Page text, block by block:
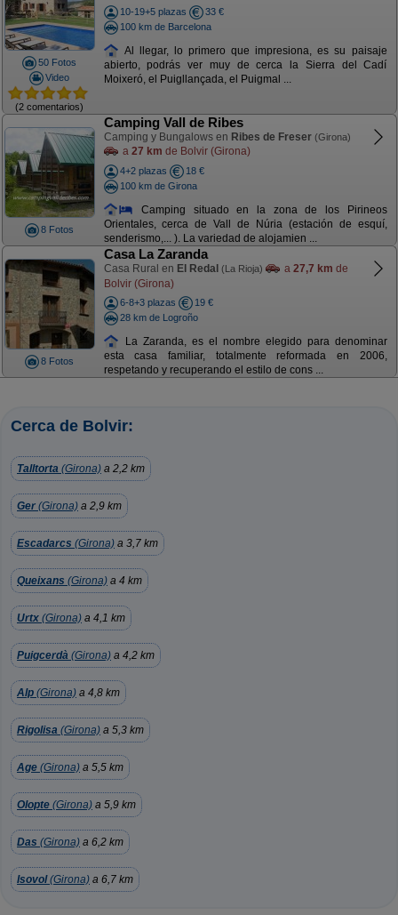
50 Fotos
Video
(2 comentarios)
10-19+5 plazas
33 €
100 km de Barcelona
Al llegar, lo primero que impresiona, es su paisaje
abierto, podrás ver muy de cerca la Sierra del Cadí
Moixeró, el Puigllançada, el Puigmal ...
8 Fotos
Camping Vall de Ribes
Camping y Bungalows en Ribes de Freser (Girona)
a 27 km de Bolvir (Girona)
4+2 plazas
18 €
100 km de Girona
Camping situado en la zona de los Pirineos
Orientales, cerca de Vall de Núria (estación de esquí,
senderismo,... ). La variedad de alojamien ...
8 Fotos
Casa La Zaranda
Casa Rural en El Redal (La Rioja) a 27,7 km de
Bolvir (Girona)
6-8+3 plazas
19 €
28 km de Logroño
La Zaranda, es el nombre elegido para denominar
esta casa familiar, totalmente reformada en 2006,
respetando y recuperando el estilo de cons ...
Cerca de Bolvir:
Talltorta (Girona) a 2,2 km
Ger (Girona) a 2,9 km
Escadarcs (Girona) a 3,7 km
Queixans (Girona) a 4 km
Urtx (Girona) a 4,1 km
Puigcerdà (Girona) a 4,2 km
Alp (Girona) a 4,8 km
Rigolisa (Girona) a 5,3 km
Age (Girona) a 5,5 km
Olopte (Girona) a 5,9 km
Das (Girona) a 6,2 km
Isovol(Girona) a 6,7 km